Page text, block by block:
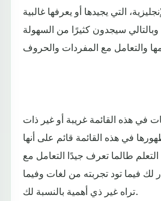
التي يجيدها أو يعرفها غالبية
وبالتالي سيجدون كثيرًا من السهولة
في هذه القائمة غريبة أو غير ذات
في هذه القائمة قائم على أنها
طالما تعرف جيدًا التعامل مع
لك فيما تود تجربته من لغات وفيما
تراه غير ذي أهمية بالنسبة لك.